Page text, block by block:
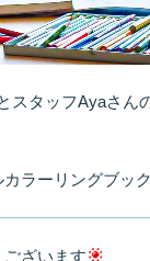
スタッフAyaさん
ラーリングブッ
ざいます